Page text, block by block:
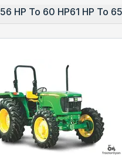
56 HP To 60 HP61 HP To